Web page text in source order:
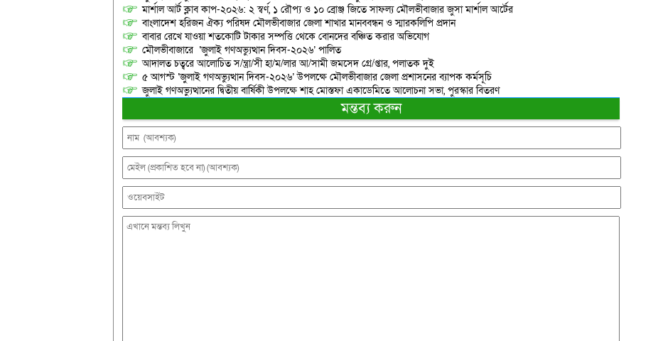
মার্শাল আর্ট ক্লাব কাপ-২০২৬: ২ স্বর্ণ, ১ রৌপ্য ও ১০ ব্রোঞ্জ জিতে সাফল্য মৌলভীবাজার জুসা মার্শাল আর্টের
বাংলাদেশ হরিজন ঐক্য পরিষদ মৌলভীবাজার জেলা শাখার মানববন্ধন ও স্মারকলিপি প্রদান
বাবার রেখে যাওয়া শতকোটি টাকার সম্পত্তি থেকে বোনদের বঞ্চিত করার অভিযোগ
মৌলভীবাজারে ‘জুলাই গণঅভ্যুত্থান দিবস-২০২৬’ পালিত
আদালত চত্বরে আলোচিত স/ন্ত্রা/সী হা/ম/লার আ/সামী জমসেদ গ্রে/প্তার, পলাতক দুই
৫ আগস্ট ‘জুলাই গণঅভ্যুত্থান দিবস-২০২৬’ উপলক্ষে মৌলভীবাজার জেলা প্রশাসনের ব্যাপক কর্মসূচি
জুলাই গণঅভ্যুত্থানের দ্বিতীয় বার্ষিকী উপলক্ষে শাহ মোস্তফা একাডেমিতে আলোচনা সভা, পুরস্কার বিতরণ
মন্তব্য করুন